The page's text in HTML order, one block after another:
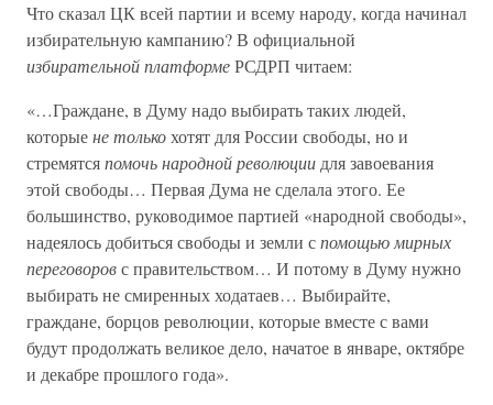
Что сказал ЦК всей партии и всему народу, когда начинал
избирательную кампанию? В официальной
избирательной платформеРСДРП читаем:
«…Граждане, в Думу надо выбирать таких людей,
которыене толькохотят для России свободы, но и
стремятсяпомочь народной революции для завоевания
этой свободы… Первая Дума не сделала этого. Ее
большинство, руководимое партией «народной свободы»,
надеялось добиться свободы и земли спомощью мирных
переговоровс правительством… И потому в Думу нужно
выбирать не смиренных ходатаев… Выбирайте,
граждане, борцов революции, которые вместе с вами
будут продолжать великое дело, начатое в январе, октябре
и декабре прошлого года».